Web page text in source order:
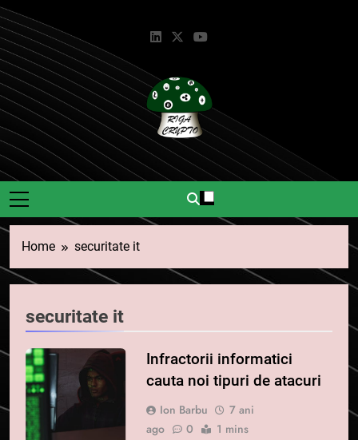
Skip
to
content
Riga Crypto
Știri Și Informații Despre
Criptomonede.
Home securitate it
securitate it
Infractorii informatici
cauta noi tipuri de atacuri
Ion Barbu
7 ani
ago
0 1 mins